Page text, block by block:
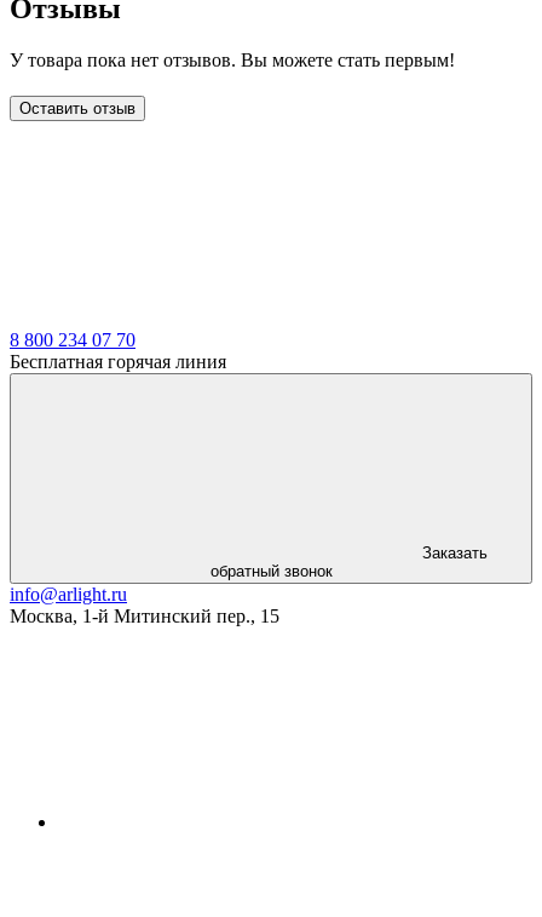
Отзывы
У товара пока нет отзывов. Вы можете стать первым!
Оставить отзыв
8 800 234 07 70
Бесплатная горячая линия
Заказать
обратный звонок
info@arlight.ru
Москва, 1-й Митинский пер., 15